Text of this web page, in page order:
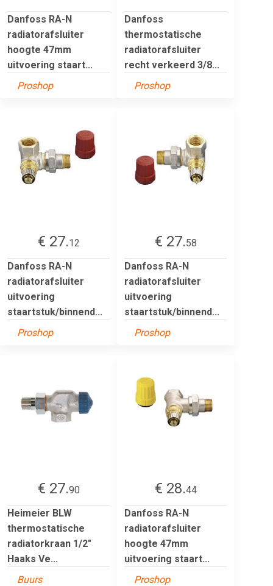
Danfoss RA-N
radiatorafsluiter
hoogte 47mm
uitvoering staart...
Proshop
Danfoss
thermostatische
radiatorafsluiter
recht verkeerd 3/8...
Proshop
€ 27.12
Danfoss RA-N
radiatorafsluiter
uitvoering
staartstuk/binnend...
Proshop
€ 27.58
Danfoss RA-N
radiatorafsluiter
uitvoering
staartstuk/binnend...
Proshop
€ 27.90
Heimeier BLW
thermostatische
radiatorkraan 1/2"
Haaks Ve...
Buurs
€ 28.44
Danfoss RA-N
radiatorafsluiter
hoogte 47mm
uitvoering staart...
Proshop